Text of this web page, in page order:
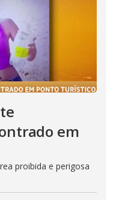
em
proibida e perigosa